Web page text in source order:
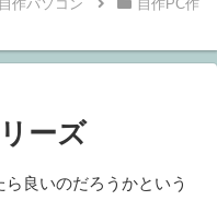
自作パソコン
自作PC作
ーズ
良いのだろうかという